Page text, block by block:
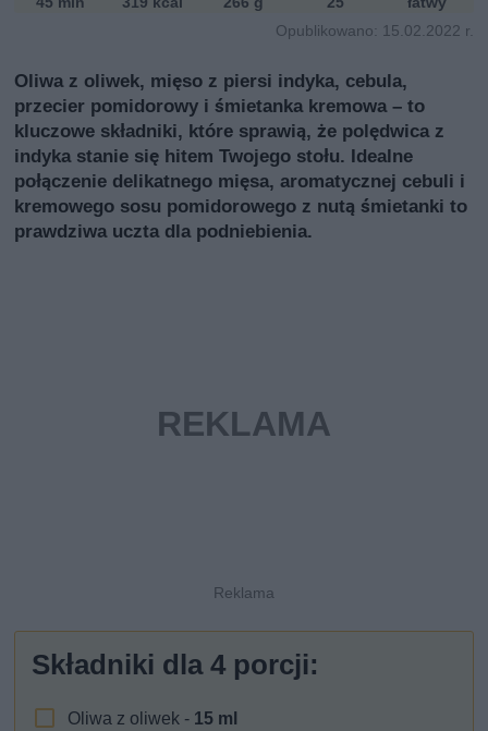
Opublikowano: 15.02.2022 r.
Oliwa z oliwek, mięso z piersi indyka, cebula,
przecier pomidorowy i śmietanka kremowa – to
kluczowe składniki, które sprawią, że polędwica z
indyka stanie się hitem Twojego stołu. Idealne
połączenie delikatnego mięsa, aromatycznej cebuli i
kremowego sosu pomidorowego z nutą śmietanki to
prawdziwa uczta dla podniebienia.
Składniki dla4 porcji:
Oliwa z oliwek - 15 ml